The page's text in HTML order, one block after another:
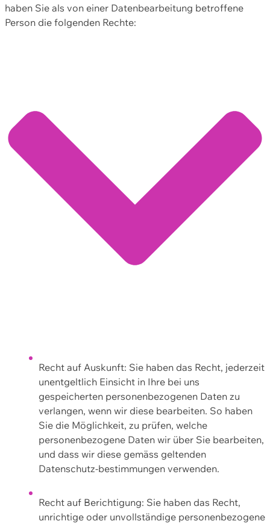
haben Sie als von einer Datenbearbeitung betroffene
Person die folgenden Rechte:
Recht auf Auskunft: Sie haben das Recht, jederzeit
unentgeltlich Einsicht in Ihre bei uns
gespeicherten personenbezogenen Daten zu
verlangen, wenn wir diese bearbeiten. So haben
Sie die Möglichkeit, zu prüfen, welche
personenbezogene Daten wir über Sie bearbeiten,
und dass wir diese gemäss geltenden
Datenschutz-bestimmungen verwenden.
Recht auf Berichtigung: Sie haben das Recht,
unrichtige oder unvollständige personenbezogene